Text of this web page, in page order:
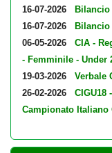
16-07-2026
Bilancio
16-07-2026
Bilancio
06-05-2026
CIA -
- Femminile - Under
19-03-2026
Verbale
26-02-2026
CIGU18
Campionato Italiano